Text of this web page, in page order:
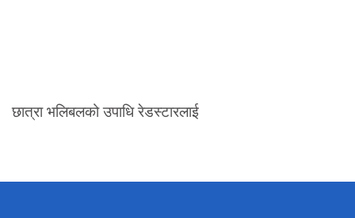
छात्रा भलिबलको उपाधि रेडस्टारलाई